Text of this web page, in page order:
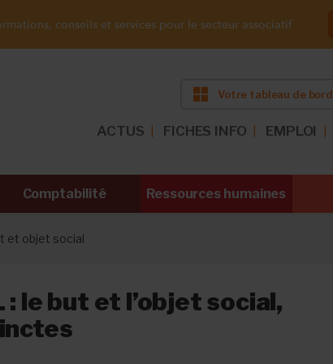
conseils et services pour le secteur associatif
Votre tableau de bord
ACTUS FICHES INFO EMPLOI
Comptabilité Ressources humaines
et objet social
: le but et l’objet social,